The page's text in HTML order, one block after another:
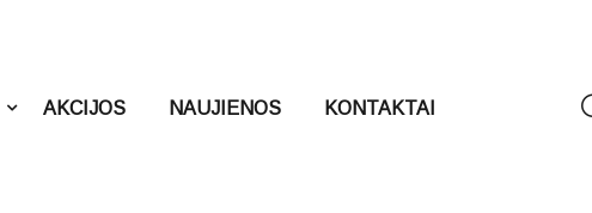
AKCIJOS NAUJIENOS KONTAKTAI